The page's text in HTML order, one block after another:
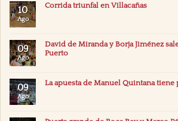
10
Ago
Corrida triunfal en Villacañas
09
Ago
David de Miranda y Borja Jiménez
Puerto
09
Ago
La apuesta de Manuel Quintana tiene